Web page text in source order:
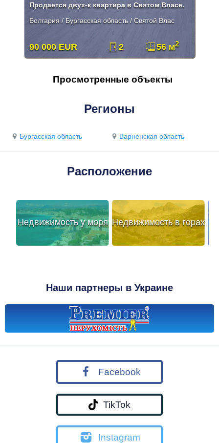
Продается двух-к квартира в Святом Власе.
Болгария / Бургасская область / Святой Влас
90 000 EUR 2 56 м2
Просмотренные объекты
Регионы
Бургасская область Варненская область
Расположение
Недвижимость у моря Недвижимость в горах
Наши партнеры в Украине
Facebook
TikTok
Instagram